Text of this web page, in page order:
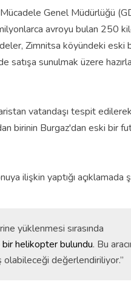
Genel Müdürlüğü
avroyu bulan 250
Zimnitsa köyündeki eski
satışa sunulmak üzere
vatandaşı tespit
birinin Burgaz'dan eski bir
ilişkin yaptığı açıklamada
yüklenmesi sırasında
helikopter bulundu. Bu
olabileceği değerlendiriliyor.”